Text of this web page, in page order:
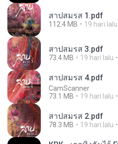
สาปสมรส 1.pdf
112.4 MB 19 hari lalu
สาปสมรส 3.pdf
73.4 MB 19 hari lalu
สาปสมรส 4.pdf
CamScanner
73.1 MB
19 hari lalu
สาปสมรส 2.pdf
78.3 MB 19 hari lalu